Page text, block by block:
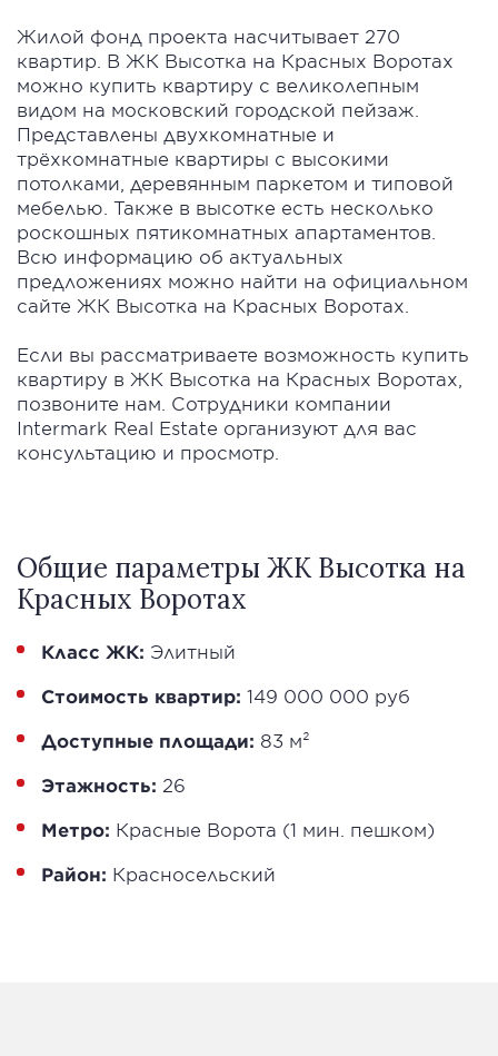
Жилой фонд проекта насчитывает 270
квартир. В ЖК Высотка на Красных Воротах
можно купить квартиру с великолепным
видом на московский городской пейзаж.
Представлены двухкомнатные и
трёхкомнатные квартиры с высокими
потолками, деревянным паркетом и типовой
мебелью. Также в высотке есть несколько
роскошных пятикомнатных апартаментов.
Всю информацию об актуальных
предложениях можно найти на официальном
сайте ЖК Высотка на Красных Воротах.
Если вы рассматриваете возможность купить
квартиру в ЖК Высотка на Красных Воротах,
позвоните нам. Сотрудники компании
Intermark Real Estate организуют для вас
консультацию и просмотр.
Общие параметры ЖК Высотка на
Красных Воротах
Класс ЖК: Элитный
Стоимость квартир: 149 000 000 руб
Доступные площади: 83 м²
Этажность: 26
Метро: Красные Ворота (1 мин. пешком)
Район: Красносельский